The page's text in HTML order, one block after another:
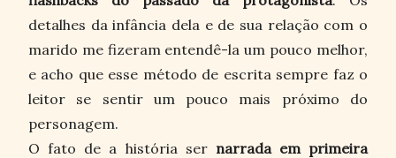
detalhes da infância dela e de sua relação com o
marido me fizeram entendê-la um pouco melhor,
e acho que esse método de escrita sempre faz o
leitor se sentir um pouco mais próximo do
personagem.
O fato de a história ser narrada em primeira